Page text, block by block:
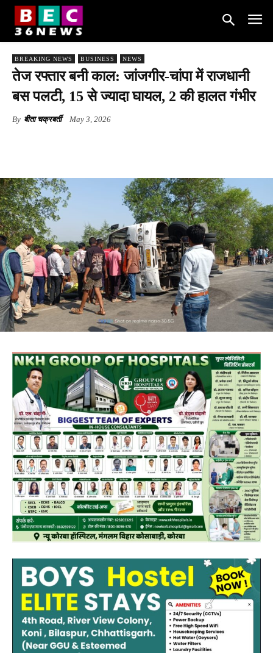
BREAKING NEWS BUSINESS NEWS
तेज रफ्तार बनी काल: जांजगीर-चांपा में राजधानी
बस पलटी, 15 से ज्यादा घायल, 2 की हालत गंभीर
By बीता चक्रबर्ती May 3, 2026